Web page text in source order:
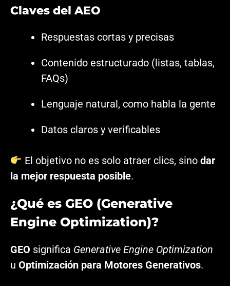
Claves del AEO
Respuestas cortas y precisas
Contenido estructurado (listas, tablas,
FAQs)
Lenguaje natural, como habla la gente
Datos claros y verificables
El objetivo no es solo atraer clics, sino dar
la mejor respuesta posible.
¿Qué es GEO (Generative
Engine Optimization)?
GEO significa Generative Engine Optimization
u Optimización para Motores Generativos.